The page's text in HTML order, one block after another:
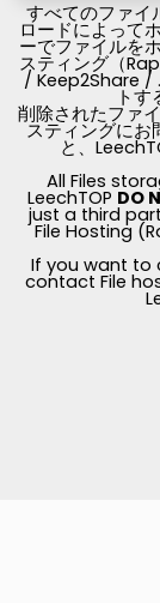
すべてのファイ
ロードによって
ーでファイルを
スティング（
/ Keep2Share /
トす
削除されたファ
スティングにお
と、
All Files
LeechTOP DO
just a third
File Hosting
If you want to
contact File